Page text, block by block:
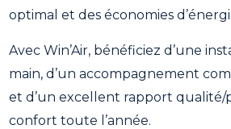
optimal et des économies
Avec Win’Air, bénéficiez d’une
main, d’un accompagnement
et d’un excellent rapport
confort toute l’année.